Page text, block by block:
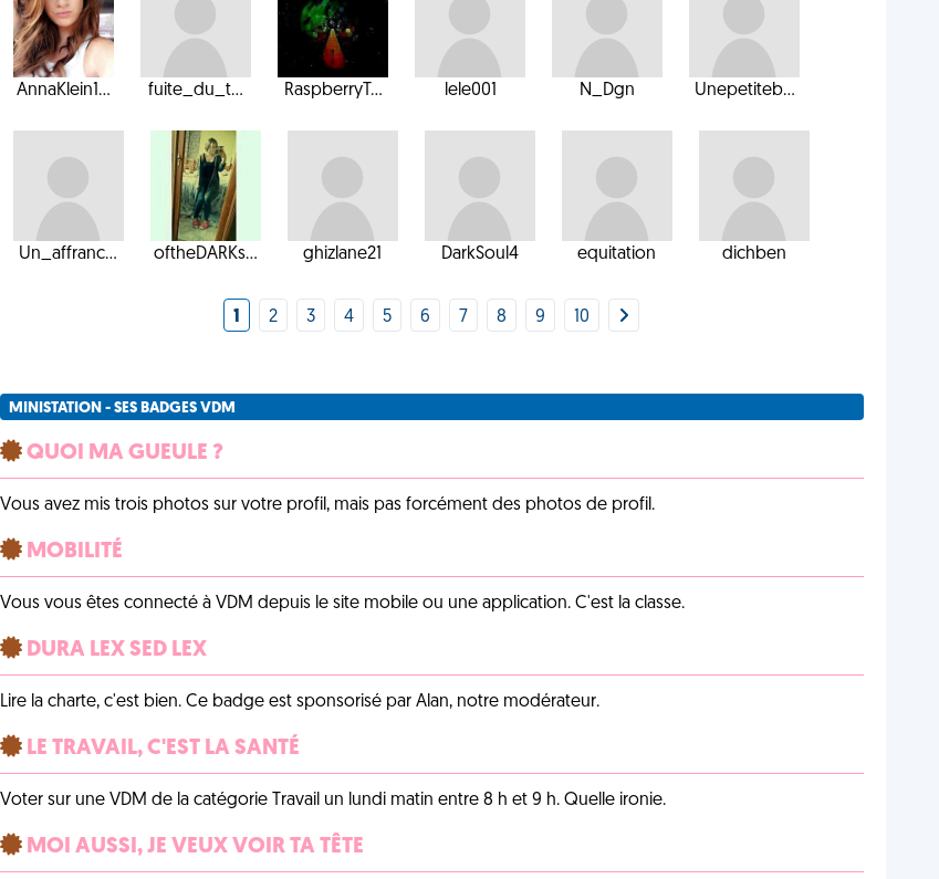
AnnaKlein1... fuite_du_t... RaspberryT... lele001 N_Dgn Unepetiteb...
Un_affranc... oftheDARKs... ghizlane21 DarkSoul4 equitation dichben
1 2 3 4 5 6 7 8 9 10
MINISTATION - SES BADGES VDM
QUOI MA GUEULE ?
Vous avez mis trois photos sur votre profil, mais pas forcément des photos de profil.
MOBILITÉ
Vous vous êtes connecté à VDM depuis le site mobile ou une application. C'est la classe.
DURA LEX SED LEX
Lire la charte, c'est bien. Ce badge est sponsorisé par Alan, notre modérateur.
LE TRAVAIL, C'EST LA SANTÉ
Voter sur une VDM de la catégorie Travail un lundi matin entre 8 h et 9 h. Quelle ironie.
MOI AUSSI, JE VEUX VOIR TA TÊTE